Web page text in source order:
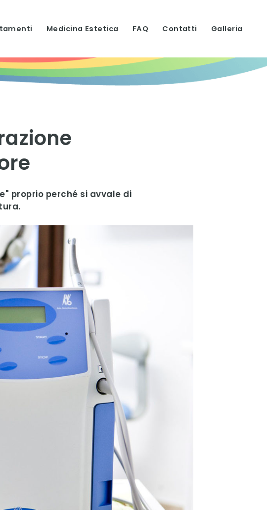
Medicina Estetica FAQ Contatti Galleria
proprio perché si avvale di